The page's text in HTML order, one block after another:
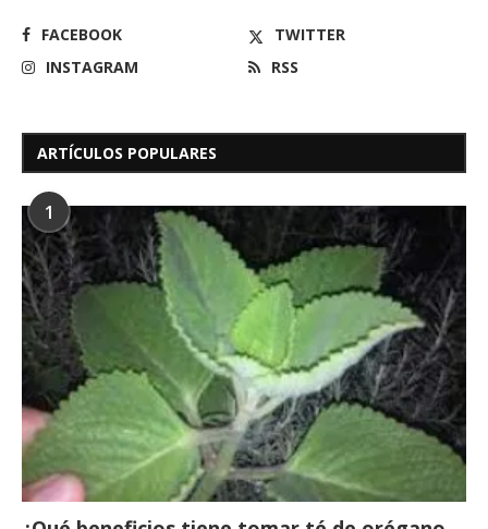
FACEBOOK
TWITTER
INSTAGRAM
RSS
ARTÍCULOS POPULARES
1